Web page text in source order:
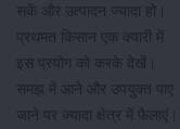
सकें और उत्पादन ज्यादा हो।
प्रथमत किसान एक क्यारी में
इस प्रयोग को करके देखें।
समझ में आने और उपयुक्त पाए
जाने पर ज्यादा क्षेत्र में फैलाएं।